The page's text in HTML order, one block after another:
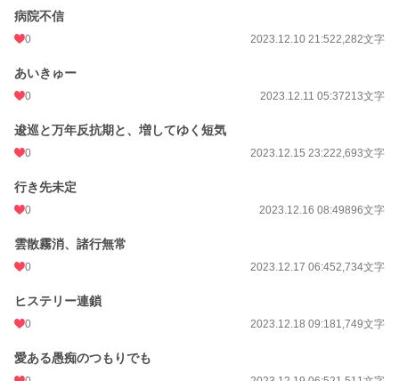
病院不信
0 2023.12.10 21:522,282文字
あいきゅー
0 2023.12.11 05:37213文字
逡巡と万年反抗期と、増してゆく短気
0 2023.12.15 23:222,693文字
行き先未定
0 2023.12.16 08:49896文字
雲散霧消、諸行無常
0 2023.12.17 06:452,734文字
ヒステリー連鎖
0 2023.12.18 09:181,749文字
愛ある愚痴のつもりでも